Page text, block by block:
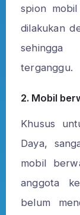
spion
dilakukan
terganggu.
2. Mobil
Khusus
Daya,
mobil
anggota
belum